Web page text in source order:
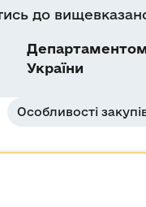
до
Департаментом
України
Особливості